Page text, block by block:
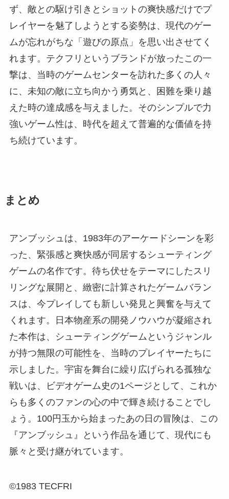
ず、敵との駆け引きとショットの爽快感だけでプ
レイヤーを魅了しようとする姿勢は、現代のゲー
ムが忘れがちな「遊びの原点」を思い出させてく
れます。テクフリというブランドが放ったこの一
撃は、当時のゲームセンターを訪れた多くの人々
に、未知の敵に立ち向かう勇気と、困難を乗り越
えた時の達成感を与えました。そのシンプルで力
強いゲーム性は、時代を超えて普遍的な価値を持
ち続けています。
まとめ
アンブッシュは、1983年のアーケードシーンを彩
った、緊張感と爽快感が同居するシューティング
ゲームの名作です。待ち伏せをテーマにしたスリ
リングな展開と、緻密に計算されたゲームバラン
スは、今プレイしても新しい発見と興奮を与えて
くれます。日本物産系の開発ノウハウが凝縮され
た本作は、シューティングゲームというジャンル
が持つ無限の可能性を、当時のプレイヤーたちに
示しました。宇宙を舞台に繰り広げられる孤独な
戦いは、ビデオゲーム史の1ページとして、これか
らも多くのファンの心の中で輝き続けることでし
ょう。100円玉から始まったあの日の冒険は、この
『アンブッシュ』という作品を通じて、現代にも
脈々と受け継がれています。
©1983 TECFRI